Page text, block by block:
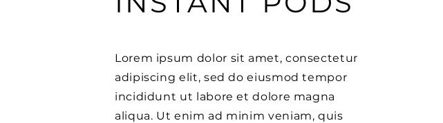
Lorem ipsum dolor sit amet, consectetur
adipiscing elit, sed do eiusmod tempor
incididunt ut labore et dolore magna
aliqua. Ut enim ad minim veniam, quis